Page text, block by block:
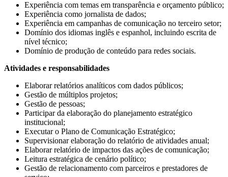
Experiência com temas em transparência e orçamento público;
Experiência como jornalista de dados;
Experiência em campanhas de comunicação no terceiro setor;
Domínio dos idiomas inglês e espanhol, incluindo escrita de
nível técnico;
Domínio de produção de conteúdo para redes sociais.
Atividades e responsabilidades
Elaborar relatórios analíticos com dados públicos;
Gestão de múltiplos projetos;
Gestão de pessoas;
Participar da elaboração do planejamento estratégico
institucional;
Executar o Plano de Comunicação Estratégico;
Supervisionar elaboração do relatório de atividades anual;
Elaborar relatório de impactos das ações de comunicação;
Leitura estratégica de cenário político;
Gestão de relacionamento com parceiros e prestadores de